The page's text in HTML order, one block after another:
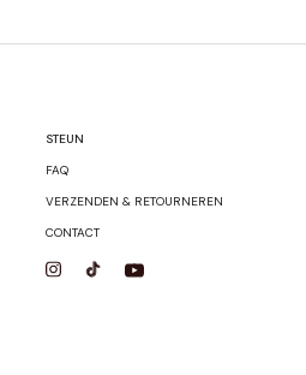
STEUN
FAQ
VERZENDEN & RETOURNEREN
CONTACT